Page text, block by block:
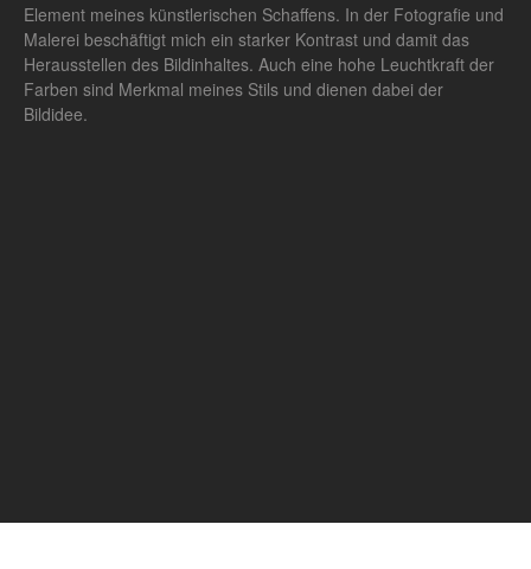
Element meines künstlerischen Schaffens. In der Fotografie und
Malerei beschäftigt mich ein starker Kontrast und damit das
Herausstellen des Bildinhaltes. Auch eine hohe Leuchtkraft der
Farben sind Merkmal meines Stils und dienen dabei der
Bildidee.